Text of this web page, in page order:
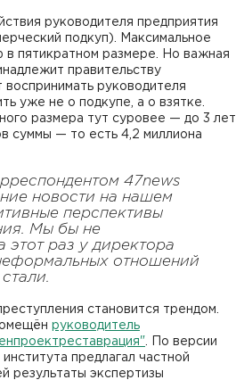
руководителя предприятия
подкуп). Максимальное
пятикратном размере. Но важная
правительству
руководителя
уже не о подкупе, а о взятке.
размера тут суровее — до 3 лет
суммы — то есть 4,2 миллиона
47news
новости на нашем
перспективы
Мы бы не
этот раз у директора
отношений
становится трендом.
руководитель
. По версии
предлагал частной
результаты экспертизы